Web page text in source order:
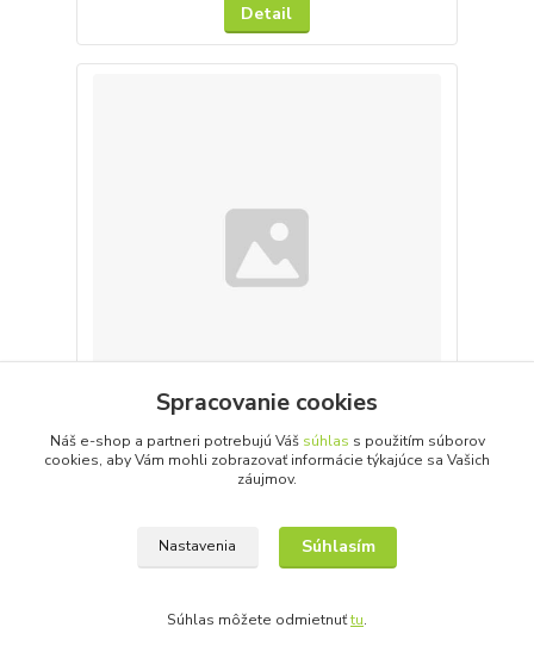
Detail
CHROMIUM STYLE 5 BASE čierna
Detail
Spracovanie cookies
Náš e-shop a partneri potrebujú Váš súhlas s použitím súborov
cookies, aby Vám mohli zobrazovať informácie týkajúce sa Vašich
záujmov.
Nastavenia Súhlasím
Súhlas môžete odmietnuťtu.